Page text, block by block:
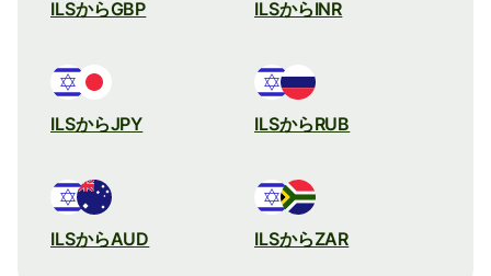
ILSからGBP ILSからINR
ILSからJPY ILSからRUB
ILSからAUD ILSからZAR